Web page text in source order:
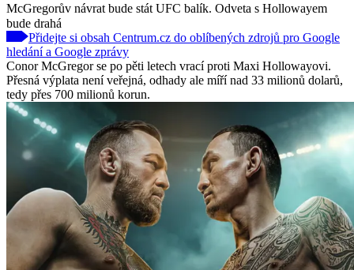
McGregorův návrat bude stát UFC balík. Odveta s Hollowayem
bude drahá
Přidejte si obsah Centrum.cz do oblíbených zdrojů pro Google
hledání a Google zprávy
Conor McGregor se po pěti letech vrací proti Maxi Hollowayovi.
Přesná výplata není veřejná, odhady ale míří nad 33 milionů dolarů,
tedy přes 700 milionů korun.